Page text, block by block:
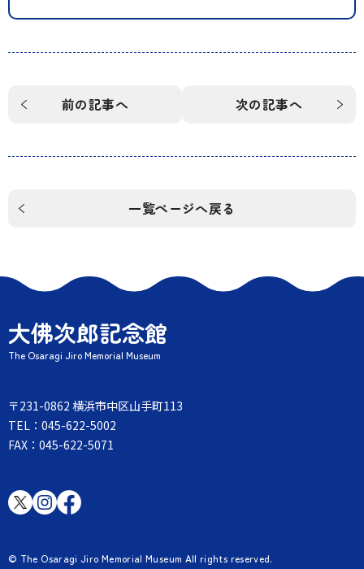
前の記事へ 次の記事へ
一覧ページへ戻る
大佛次郎記念館
The Osaragi Jiro Memorial Museum
〒231-0862 横浜市中区山手町113
TEL：045-622-5002
FAX：045-622-5071
© The Osaragi Jiro Memorial Museum All rights reserved.